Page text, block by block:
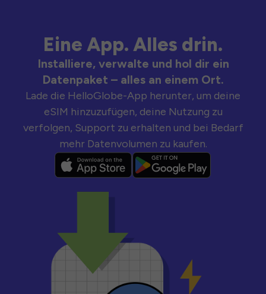
Eine App. Alles drin.
Installiere, verwalte und hol dir ein
Datenpaket – alles an einem Ort.
Lade die HelloGlobe-App herunter, um deine
eSIM hinzuzufügen, deine Nutzung zu
verfolgen, Support zu erhalten und bei Bedarf
mehr Datenvolumen zu kaufen.